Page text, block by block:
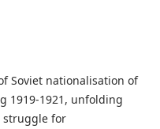
Soviet nationalisation of
1919-1921, unfolding
struggle for